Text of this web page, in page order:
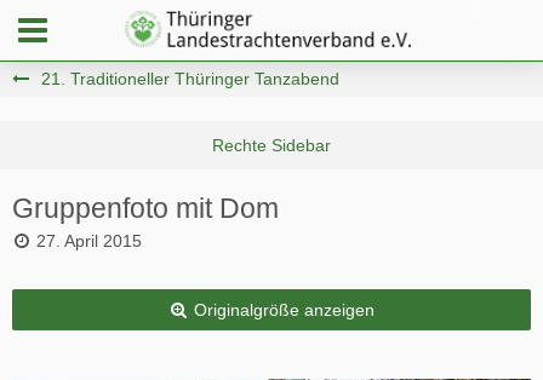
21. Traditioneller Thüringer Tanzabend
Gruppenfoto mit Dom
27. April 2015
Originalgröße anzeigen